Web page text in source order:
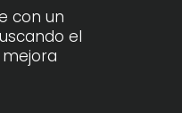
con un
el